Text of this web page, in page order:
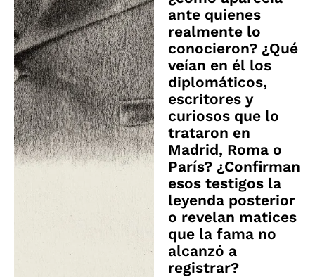
ante quienes
realmente lo
conocieron? ¿Qué
veían en él los
diplomáticos,
escritores y
curiosos que lo
trataron en
Madrid, Roma o
París? ¿Confirman
esos testigos la
leyenda posterior
o revelan matices
que la fama no
alcanzó a
registrar?